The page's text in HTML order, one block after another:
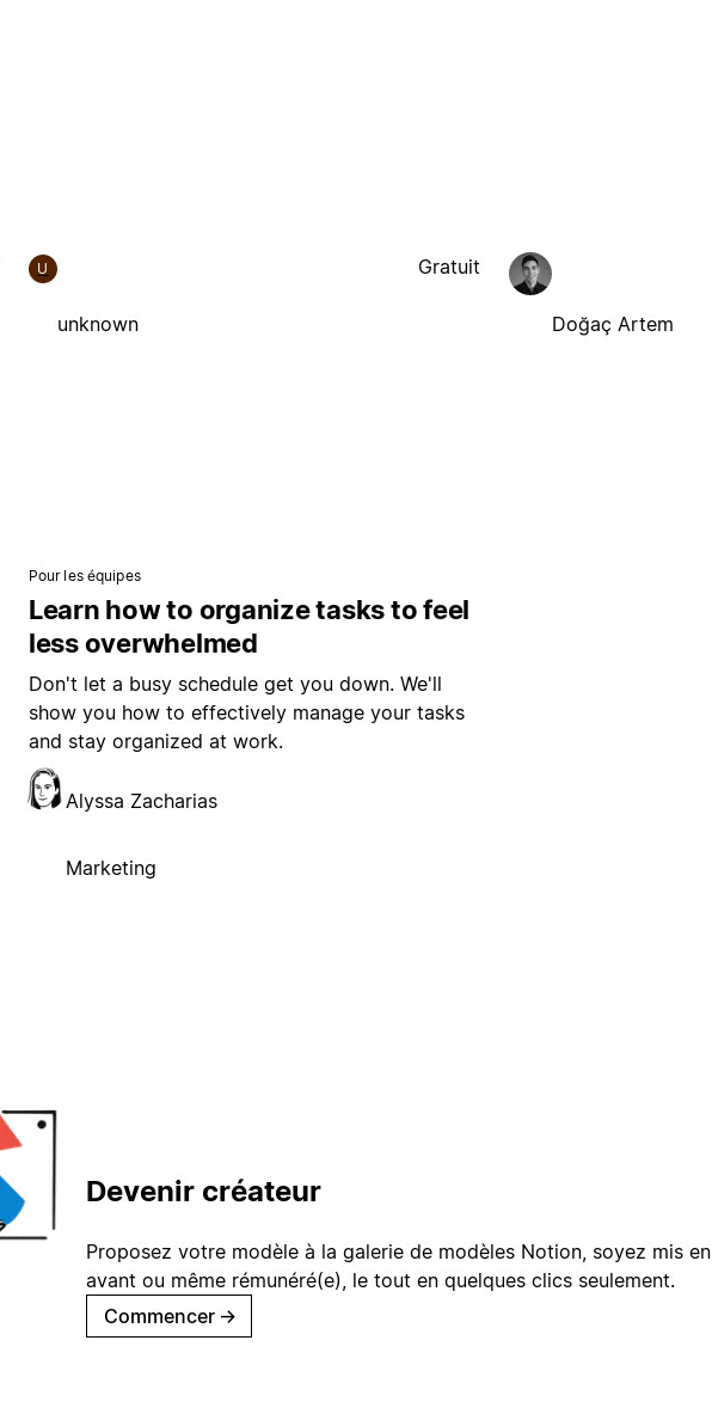
U
unknown
Gratuit
Doğaç Artem
Pour les équipes
Learn how to organize tasks to feel
less overwhelmed
Don't let a busy schedule get you down. We'll
show you how to effectively manage your tasks
and stay organized at work.
Alyssa Zacharias
Marketing
Devenir créateur
Proposez votre modèle à la galerie de modèles Notion, soyez mis en
avant ou même rémunéré(e), le tout en quelques clics seulement.
Commencer →